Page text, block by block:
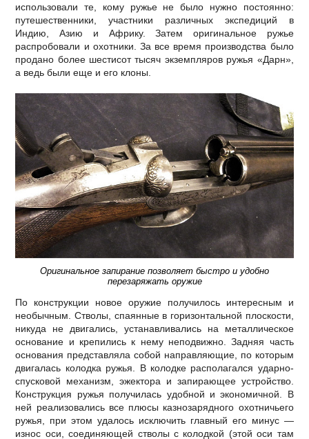
использовали те, кому ружье не было нужно постоянно:
путешественники, участники различных экспедиций в
Индию, Азию и Африку. Затем оригинальное ружье
распробовали и охотники. За все время производства было
продано более шестисот тысяч экземпляров ружья «Дарн»,
а ведь были еще и его клоны.
Оригинальное запирание позволяет быстро и удобно
перезаряжать оружие
По конструкции новое оружие получилось интересным и
необычным. Стволы, спаянные в горизонтальной плоскости,
никуда не двигались, устанавливались на металлическое
основание и крепились к нему неподвижно. Задняя часть
основания представляла собой направляющие, по которым
двигалась колодка ружья. В колодке располагался ударно-
спусковой механизм, эжектора и запирающее устройство.
Конструкция ружья получилась удобной и экономичной. В
ней реализовались все плюсы казнозарядного охотничьего
ружья, при этом удалось исключить главный его минус —
износ оси, соединяющей стволы с колодкой (этой оси там